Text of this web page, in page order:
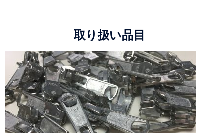
取り扱い品目